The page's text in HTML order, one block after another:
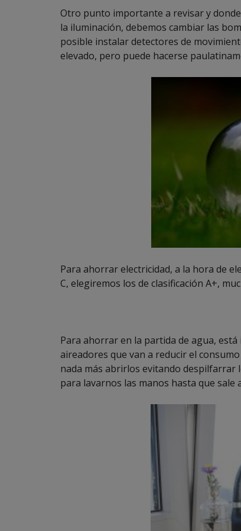
Otro punto importante a revisar y
la iluminación, debemos cambiar las
posible instalar detectores de
elevado, pero puede hacerse
Para ahorrar electricidad, a la hora de
C, elegiremos los de clasificación A+,
Para ahorrar en la partida de agua,
aireadores que van a reducir el
nada más abrirlos evitando despilfarrar
para lavarnos las manos hasta que